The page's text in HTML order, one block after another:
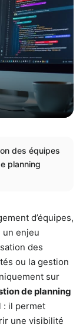
des équipes
planning
d’équipes,
un enjeu
des
ou la gestion
sur
de planning
: il permet
une visibilité